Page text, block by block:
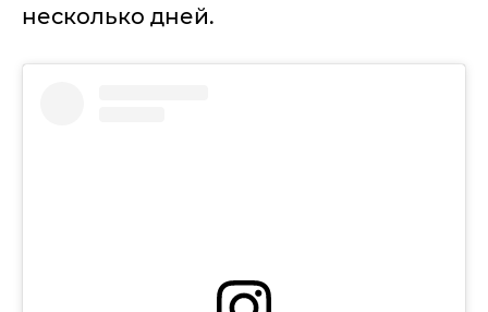
несколько дней.